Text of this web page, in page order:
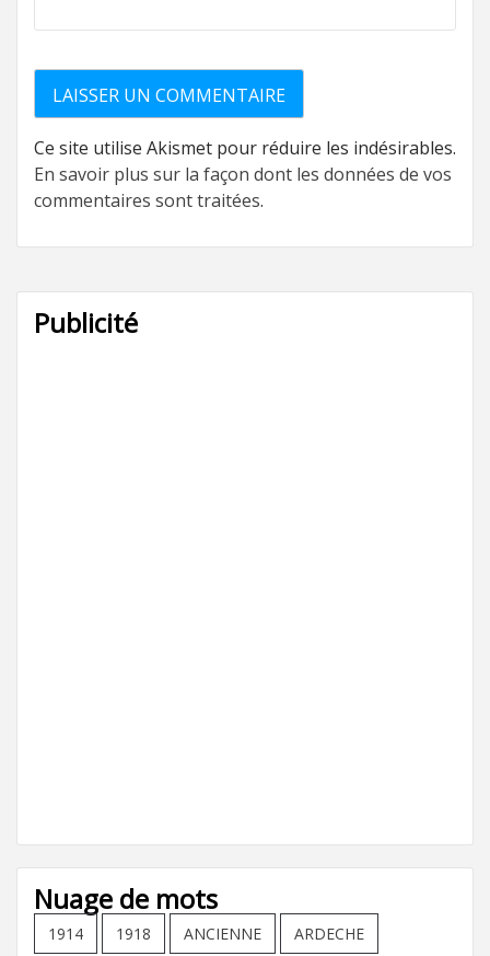
Ce site utilise Akismet pour réduire les indésirables.
En savoir plus sur la façon dont les données de vos
commentaires sont traitées.
Publicité
Nuage de mots
1914 1918 ANCIENNE ARDECHE